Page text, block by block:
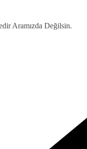
Aramızda Değilsin.